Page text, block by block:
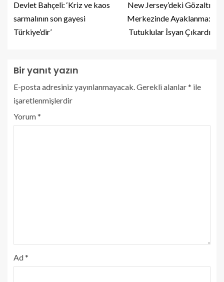
Devlet Bahçeli: ‘Kriz ve kaos
sarmalının son gayesi
Türkiye’dir’
New Jersey’deki Gözaltı
Merkezinde Ayaklanma:
Tutuklular İsyan Çıkardı
Bir yanıt yazın
E-posta adresiniz yayınlanmayacak.Gerekli alanlar* ile
işaretlenmişlerdir
Yorum*
Ad*